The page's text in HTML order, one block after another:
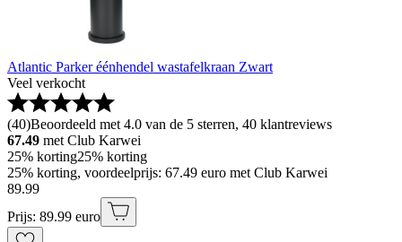
Atlantic Parker éénhendel wastafelkraan Zwart
Veel verkocht
(40)Beoordeeld met 4.0 van de 5 sterren, 40 klantreviews
67.49 met Club Karwei
25% korting25% korting
25% korting, voordeelprijs: 67.49 euro met Club Karwei
89.99
Prijs: 89.99 euro